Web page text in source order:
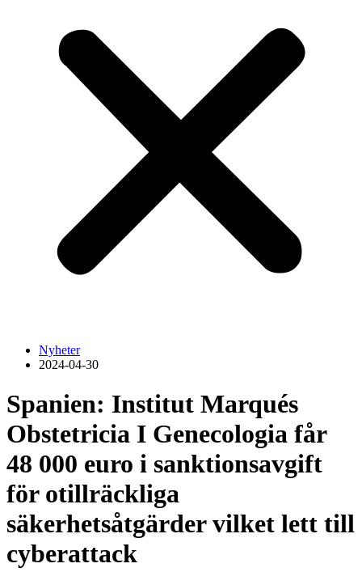
Nyheter
2024-04-30
Spanien: Institut Marqués
Obstetricia I Genecologia får
48 000 euro i sanktionsavgift
för otillräckliga
säkerhetsåtgärder vilket lett till
cyberattack